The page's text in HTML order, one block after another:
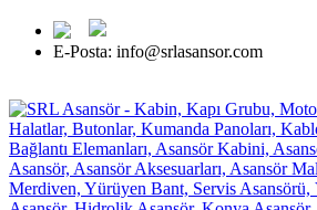
E-Posta: info@srlasansor.com